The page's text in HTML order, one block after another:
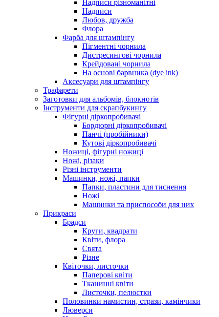
Надписи різноманітні
Надписи
Любов, дружба
Флора
Фарба для штампінгу
Пігментні чорнила
Дистресингові чорнила
Крейдовані чорнила
На основі барвника (dye ink)
Аксесуари для штампінгу
Трафарети
Заготовки для альбомів, блокнотів
Інструменти для скрапбукингу
Фігурні діркопробивачі
Бордюрні діркопробивачі
Панчі (пробійники)
Кутові діркопробивачі
Ножиці, фігурні ножиці
Ножі, різаки
Різні інструменти
Машинки, ножі, папки
Папки, пластини для тиснення
Ножі
Машинки та приспособи для них
Прикраси
Брадси
Круги, квадрати
Квіти, флора
Свята
Різне
Квіточки, листочки
Паперові квіти
Тканинні квіти
Листочки, пелюстки
Половинки намистин, стрази, камінчики
Люверси